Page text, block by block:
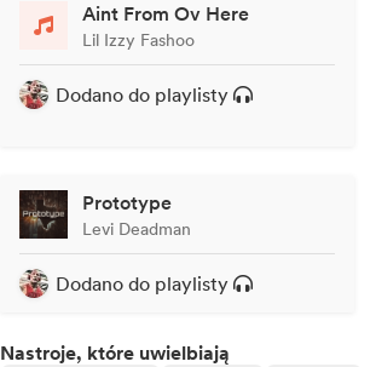
Aint From Ov Here
Lil Izzy Fashoo
Dodano do playlisty
Prototype
Levi Deadman
Dodano do playlisty
Nastroje, które uwielbiają